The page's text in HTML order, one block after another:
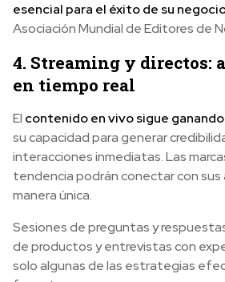
esencial para el éxito de su
Asociación Mundial de Editores de
4. Streaming y directos:
en tiempo real
El contenido en vivo sigue
su capacidad para generar
interacciones inmediatas. Las
tendencia podrán conectar con sus
manera única.
Sesiones de preguntas y
de productos y entrevistas con
solo algunas de las estrategias